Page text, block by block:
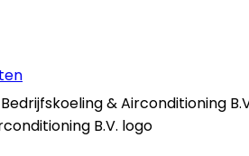
& Airconditioning